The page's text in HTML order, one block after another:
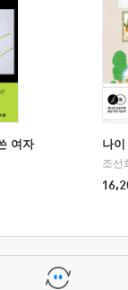
여자 나
조선